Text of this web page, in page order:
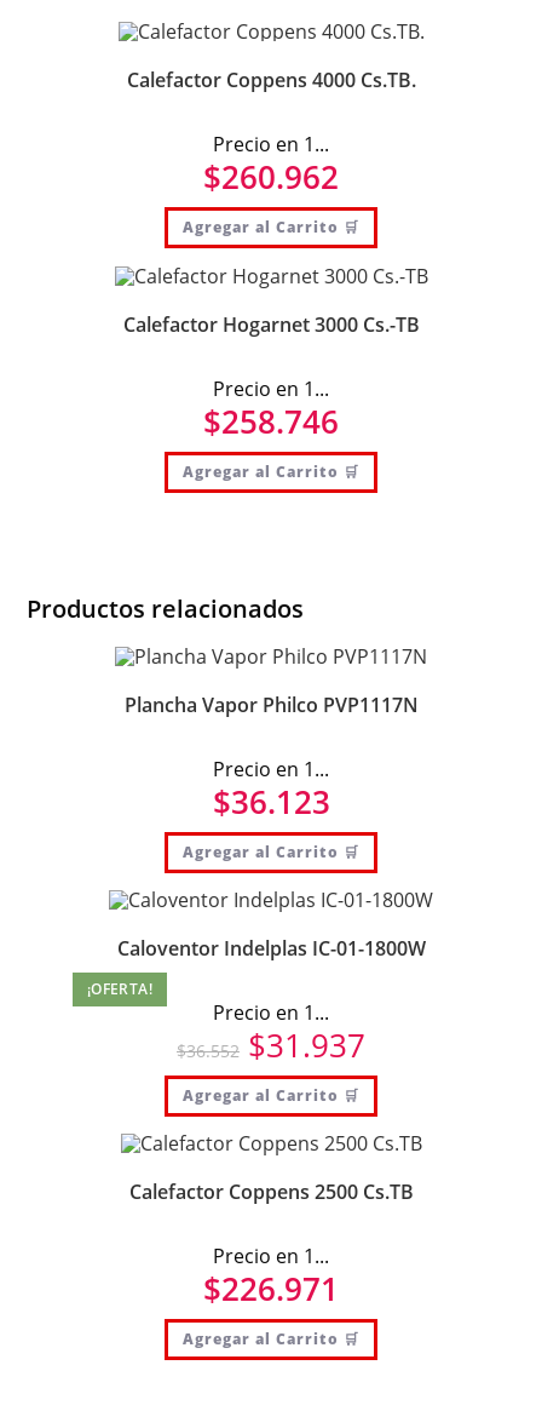
Calefactor Coppens 4000 Cs.TB.
Precio en 1...
$260.962
Agregar al Carrito 🛒
Calefactor Hogarnet 3000 Cs.-TB
Precio en 1...
$258.746
Agregar al Carrito 🛒
Productos relacionados
Plancha Vapor Philco PVP1117N
Precio en 1...
$36.123
Agregar al Carrito 🛒
¡OFERTA!
Caloventor Indelplas IC-01-1800W
Precio en 1...
$36.552 $31.937
Agregar al Carrito 🛒
Calefactor Coppens 2500 Cs.TB
Precio en 1...
$226.971
Agregar al Carrito 🛒